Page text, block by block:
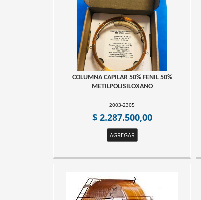
COLUMNA CAPILAR 50% FENIL 50%
METILPOLISILOXANO
2003-2305
$ 2.287.500,00
AGREGAR